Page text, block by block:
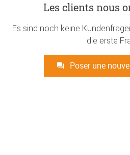
Les clients nous
Es sind noch keine
die erste
Poser une